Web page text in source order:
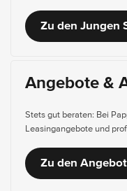
Zu den Jungen
Angebote &
Stets gut beraten: Bei
Leasingangebote und
Zu den